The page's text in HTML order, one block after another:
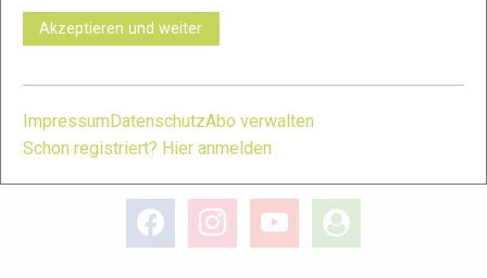
facebook instagram youtube
user-
circle
Akzeptieren und weiter
ImpressumDatenschutzAbo verwalten
Schon registriert? Hier anmelden